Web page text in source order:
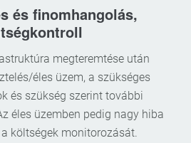
és finomhangolás,
megteremtése után
éles üzem, a szükséges
és szükség szerint további
éles üzemben pedig nagy hiba
költségek monitorozását.